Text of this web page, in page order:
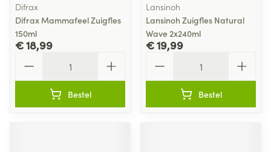
Difrax
Difrax Mammafeel Zuigfles
150ml
€ 18,99
Bestel
Lansinoh
Lansinoh Zuigfles Natural
Wave 2x240ml
€ 19,99
Bestel